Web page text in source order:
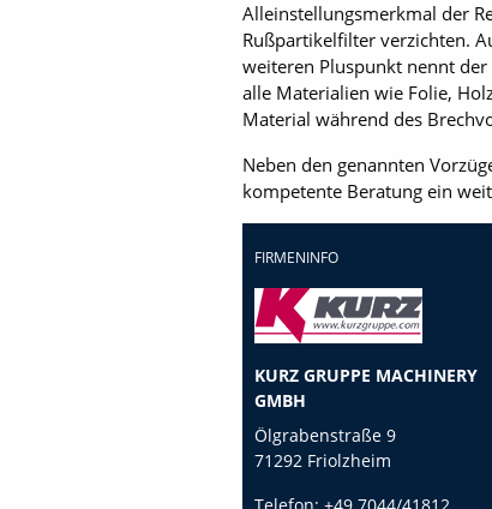
Alleinstellungsmerkmal der
Rußpartikelfilter verzichten.
weiteren Pluspunkt nennt
alle Materialien wie Folie,
Material während des
Neben den genannten
kompetente Beratung ein
FIRMENINFO
KURZ GRUPPE MACHINERY
GMBH
Ölgrabenstraße 9
71292 Friolzheim